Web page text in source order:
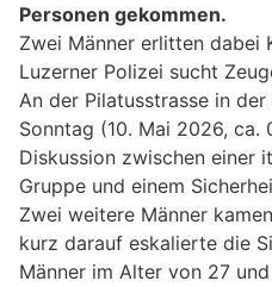
Personen gekommen.
Zwei Männer erlitten dabei
Luzerner Polizei sucht
An der Pilatusstrasse in
Sonntag (10. Mai 2026, ca.
Diskussion zwischen einer
Gruppe und einem
Zwei weitere Männer
kurz darauf eskalierte die
Männer im Alter von 27